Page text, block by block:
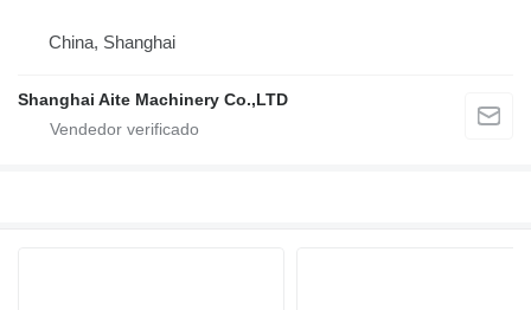
China, Shanghai
Shanghai Aite Machinery Co.,LTD